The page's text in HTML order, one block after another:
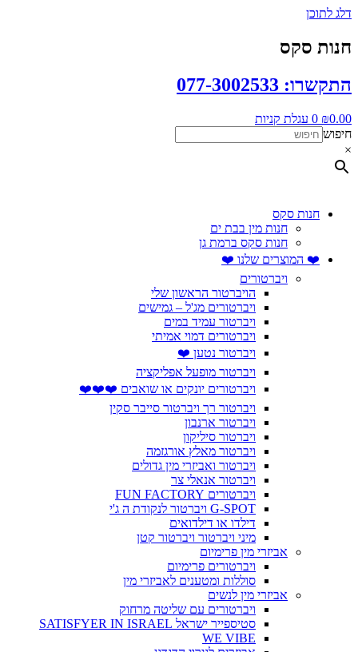
דלג לתוכן
חנות סקס
התקשרו: 077-3002533
₪0.00
0 עגלת קניות
חיפוש
×
חנות סקס
חנות מין בבת ים
חנות סקס ברמת גן
❤️ המוצרים שלנו ❤️
ויברטורים
הויברטור הראשון שלי
ויברטורים מג'ל – גמישים
ויברטור עמיד במים
ויברטורים דמוי אמיתי
ויברטור נטען ❤️
ויברטור מופעל אפליקציה
ויברטורים יונקים או שואבים ❤️❤️❤️
ויברטור רך ויברטור סייבר סקין
ויברטור ארנבון
ויברטור סיליקון
ויברטור מאלץ אורגזמה
ויברטור ואביזרי מין גדולים
ויברטור אנאלי צר
ויברטורים FUN FACTORY
G-SPOT ויברטור לנקודת ה ג'י
דילדו או דילדואים
מיני ויברטור ויברטור קטן
אביזרי מין פרימיום
ויברטורים פרימיום
סוללות ומטענים לאביזרי מין
אביזרי מין לנשים
ויברטורים עם שליטה מרחוק
סטיספייר ישראל SATISFYER IN ISRAEL
WE VIBE